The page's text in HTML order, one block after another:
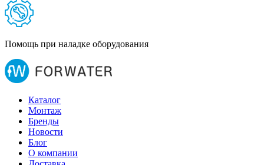
Помощь при наладке оборудования
Каталог
Монтаж
Бренды
Новости
Блог
О компании